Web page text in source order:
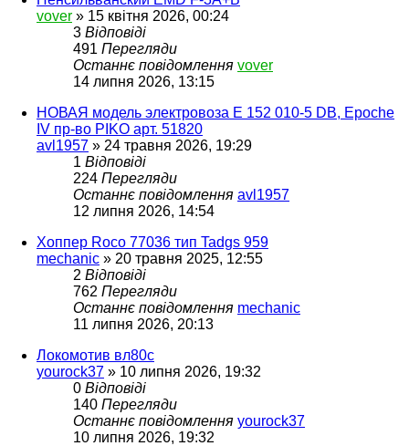
vover » 15 квітня 2026, 00:24
3 Відповіді
491 Перегляди
Останнє повідомлення vover
14 липня 2026, 13:15
НОВАЯ модель электровоза Е 152 010-5 DB, Epoche
IV пр-во PIKO арт. 51820
avl1957 » 24 травня 2026, 19:29
1 Відповіді
224 Перегляди
Останнє повідомлення avl1957
12 липня 2026, 14:54
Хоппер Roco 77036 тип Tadgs 959
mechanic » 20 травня 2025, 12:55
2 Відповіді
762 Перегляди
Останнє повідомлення mechanic
11 липня 2026, 20:13
Локомотив вл80с
yourock37 » 10 липня 2026, 19:32
0 Відповіді
140 Перегляди
Останнє повідомлення yourock37
10 липня 2026, 19:32